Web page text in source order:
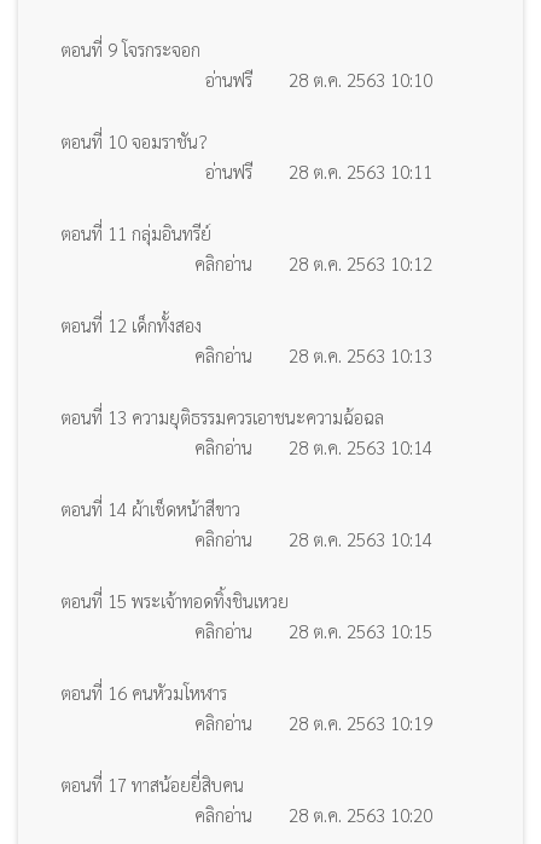
ตอนที่ 9 โจรกระจอก
อ่านฟรี
28 ต.ค. 2563 10:10
ตอนที่ 10 จอมราชัน?
อ่านฟรี
28 ต.ค. 2563 10:11
ตอนที่ 11 กลุ่มอินทรีย์
คลิกอ่าน
28 ต.ค. 2563 10:12
ตอนที่ 12 เด็กทั้งสอง
คลิกอ่าน
28 ต.ค. 2563 10:13
ตอนที่ 13 ความยุติธรรมควรเอาชนะความฉ้อฉล
คลิกอ่าน
28 ต.ค. 2563 10:14
ตอนที่ 14 ผ้าเช็ดหน้าสีขาว
คลิกอ่าน
28 ต.ค. 2563 10:14
ตอนที่ 15 พระเจ้าทอดทิ้งชินเหวย
คลิกอ่าน
28 ต.ค. 2563 10:15
ตอนที่ 16 คนหัวมโหฬาร
คลิกอ่าน
28 ต.ค. 2563 10:19
ตอนที่ 17 ทาสน้อยยี่สิบคน
คลิกอ่าน
28 ต.ค. 2563 10:20